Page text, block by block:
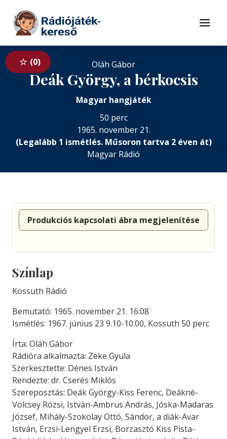
Tovább a tartalomhoz
Menü
0 Oláh Gábor
Deák György, a bérkocsis
Magyar hangjáték
50 perc
1965. november 21.
(Legalább 1 ismétlés. Műsoron tartva 2 éven át)
Magyar Rádió
Produkciós kapcsolati ábra megjelenítése
Színlap
Kossuth Rádió
Bemutató: 1965. november 21. 16:08
Ismétlés: 1967. június 23 9.10-10.00, Kossuth 50 perc
Írta: Oláh Gábor
Rádióra alkalmazta: Zeke Gyula
Szerkesztette: Dénes István
Rendezte: dr. Cserés Miklós
Szereposztás: Deák György-Kiss Ferenc, Deákné-
Völcsey Rózsi, István-Ambrus András, Jóska-Madaras
József, Mihály-Szokolay Ottó, Sándor, a diák-Avar
István, Erzsi-Lengyel Erzsi, Borzasztó Kiss Pista-